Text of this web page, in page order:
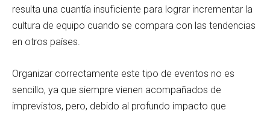
resulta una cuantía insuficiente para lograr incrementar la
cultura de equipo cuando se compara con las tendencias
en otros países.
Organizar correctamente este tipo de eventos no es
sencillo, ya que siempre vienen acompañados de
imprevistos, pero, debido al profundo impacto que